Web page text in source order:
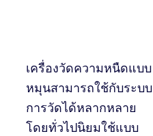
เครื่องวัดความหนืดแบบ
หมุนสามารถใช้กับระบบ
การวัดได้หลากหลาย
โดยทั่วไปนิยมใช้แบบ